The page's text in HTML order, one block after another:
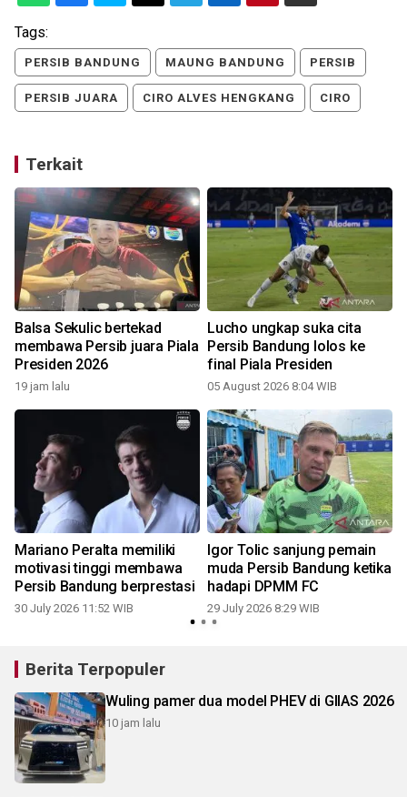
Tags:
PERSIB BANDUNG MAUNG BANDUNG PERSIB
PERSIB JUARA CIRO ALVES HENGKANG CIRO
Terkait
Balsa Sekulic bertekad
membawa Persib juara Piala
Presiden 2026
19 jam lalu
Lucho ungkap suka cita
Persib Bandung lolos ke
final Piala Presiden
05 August 2026 8:04 WIB
Mariano Peralta memiliki
motivasi tinggi membawa
Persib Bandung berprestasi
30 July 2026 11:52 WIB
Igor Tolic sanjung pemain
muda Persib Bandung ketika
hadapi DPMM FC
29 July 2026 8:29 WIB
Berita Terpopuler
Wuling pamer dua model PHEV di GIIAS 2026
10 jam lalu